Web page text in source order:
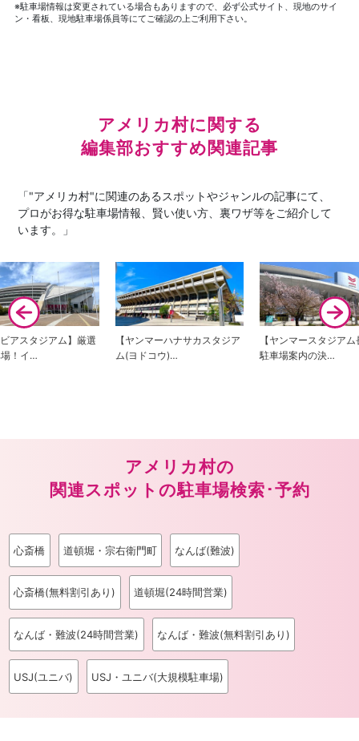
※駐車場情報は変更されている場合もありますので、必ず公式サイト、現地のサイ
ン・看板、現地駐車場係員等にてご確認の上ご利用下さい。
アメリカ村に関する
編集部おすすめ関連記事
「"アメリカ村"に関連のあるスポットやジャンルの記事にて、
プロがお得な駐車場情報、賢い使い方、裏ワザ等をご紹介して
います。」
アスタジアム】厳選
！イ…
【ヤンマーハナサカスタジア
ム(ヨドコウ)…
【ヤンマースタジア
駐車場案内の決…
アメリカ村の
関連スポットの駐車場検索･予約
心斎橋 道頓堀・宗右衛門町 なんば(難波)
心斎橋(無料割引あり) 道頓堀(24時間営業)
なんば・難波(24時間営業) なんば・難波(無料割引あり)
USJ(ユニバ) USJ・ユニバ(大規模駐車場)